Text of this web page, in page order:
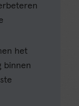
het
binnen